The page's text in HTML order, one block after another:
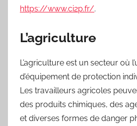
https://www.ci2p.fr/.
L’agriculture
L’agriculture est un secteur où
d’équipement de protection
Les travailleurs agricoles
des produits chimiques, des
et diverses formes de danger